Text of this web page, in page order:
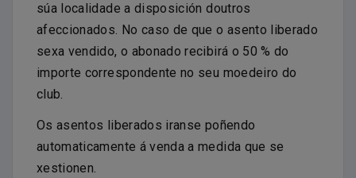
súa localidade a disposición doutros
afeccionados. No caso de que o asento liberado
sexa vendido, o abonado recibirá o 50 % do
importe correspondente no seu moedeiro do
club.
Os asentos liberados iranse poñendo
automaticamente á venda a medida que se
xestionen.